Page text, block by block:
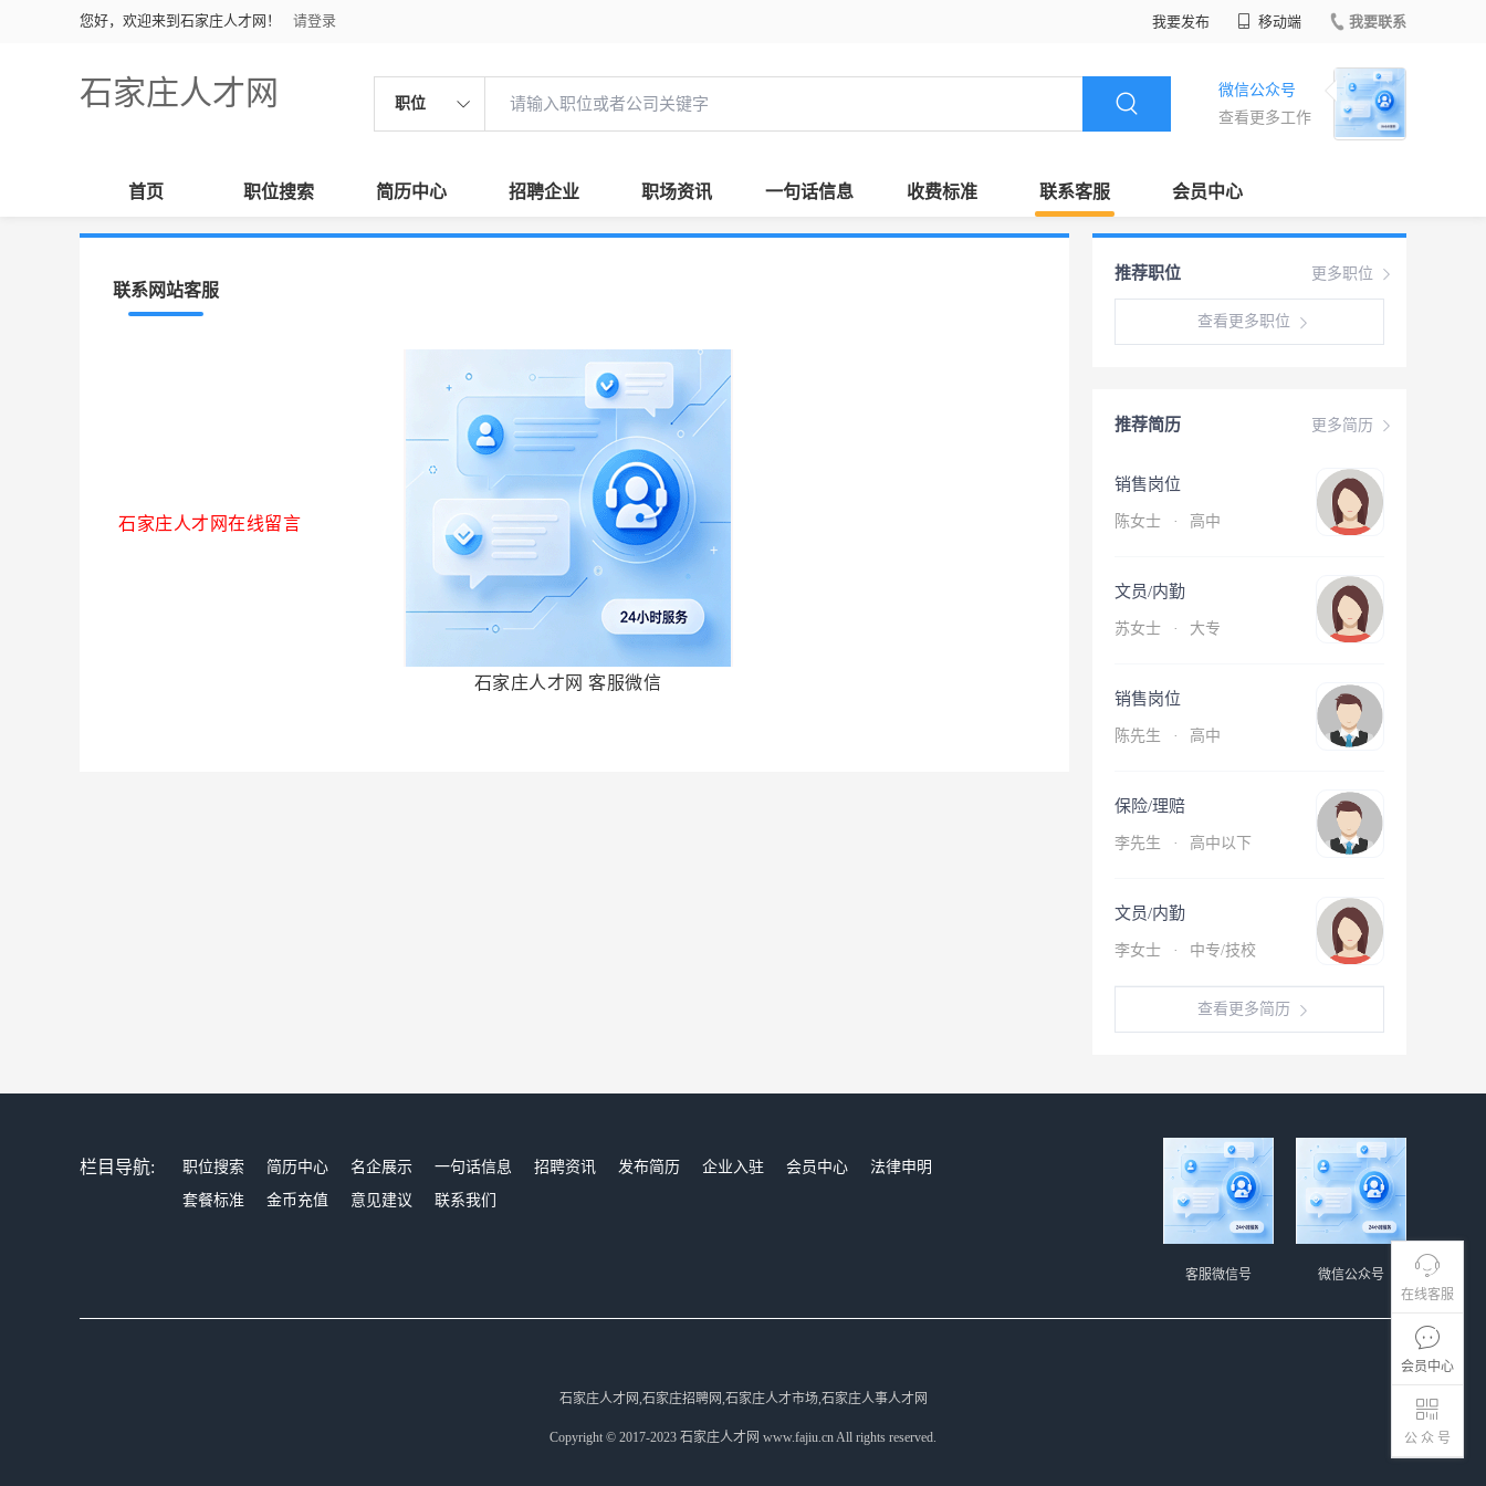
您好，欢迎来到石家庄人才网！ 请登录 我要发布 移动端 我要联系
石家庄人才网 职位
微信公众号
查看更多工作
首页 职位搜索 简历中心 招聘企业 职场资讯 一句话信息 收费标准 联系客服 会员中心
在线客服
会员中心
公 众 号
联系网站客服
石家庄人才网在线留言
石家庄人才网 客服微信
更多职位
推荐职位
查看更多职位
更多简历
推荐简历
销售岗位
陈女士 · 高中
文员/内勤
苏女士 · 大专
销售岗位
陈先生 · 高中
保险/理赔
李先生 · 高中以下
文员/内勤
李女士 · 中专/技校
查看更多简历
栏目导航: 职位搜索 简历中心 名企展示 一句话信息 招聘资讯 发布简历 企业入驻 会员中心
法律申明
套餐标准
金币充值 意见建议 联系我们
微信公众号
客服微信号
石家庄人才网,石家庄招聘网,石家庄人才市场,石家庄人事人才网
Copyright © 2017-2023 石家庄人才网 www.fajiu.cn All rights reserved.